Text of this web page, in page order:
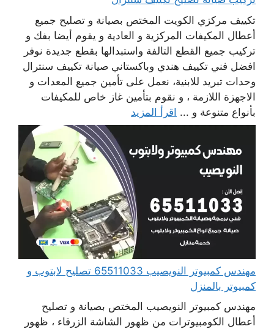
تكييف مركزي الكويت المختص بصيانة و تصليح جميع
أعطال المكيفات المركزية و العادية و يقوم أيضا بفك و
تركيب جميع القطع التالفة واستبدالها بقطع جديدة نوفر
افضل فني تكييف هندي وباكستاني صيانة تكييف سنترال
وحدات تبريد للابنية، نعمل على تأمين جميع المعدات و
الاجهزة اللازمة ، و نقوم بتأمين غاز خاص للمكيفات
بأنواع متنوعة و ... اقرأ المزيد
مهندس كمبيوتر النويصيب 65511033 تصليح لابتوب و
كمبيوتر بالمنزل
مهندس كمبيوتر النويصيب المختص بصيانة و تصليح
أعطال الكومبيوترات من ظهور الشاشة الزرقاء ، ظهور